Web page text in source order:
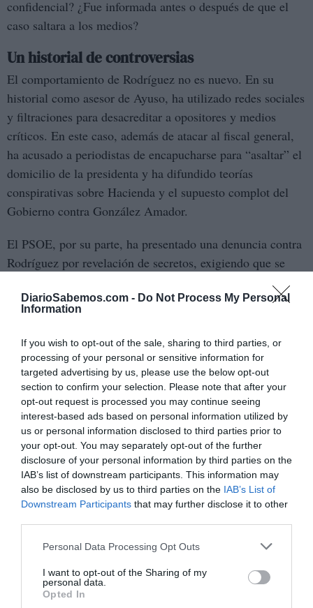
DiarioSabemos.com - Do Not Process My Personal
Information
If you wish to opt-out of the sale, sharing to third parties, or
processing of your personal or sensitive information for
targeted advertising by us, please use the below opt-out
section to confirm your selection. Please note that after your
opt-out request is processed you may continue seeing
interest-based ads based on personal information utilized by
us or personal information disclosed to third parties prior to
your opt-out. You may separately opt-out of the further
disclosure of your personal information by third parties on the
IAB’s list of downstream participants. This information may
also be disclosed by us to third parties on the IAB’s List of
Downstream Participants that may further disclose it to other
Personal Data Processing Opt Outs
I want to opt-out of the Sharing of my
personal data.
Opted In
confidencial? ¿Fue informada antes o después de que el
caso saltara a los medios?
Un historial de controversias
El comportamiento de Rodríguez no es nuevo. En su
historial como asesor de Ayuso, ha utilizado redes sociales
y filtraciones para desacreditar a opositores y medios
críticos. En este caso, además de atacar al fiscal general,
ha acusado a periodistas de encapucharse para “asaltar” el
domicilio de la presidenta y ha difundido teorías
conspirativas sobre Hacienda y el supuesto complot del
Gobierno contra González Amador.
El PSOE, por su parte, ha presentado una denuncia contra
Rodríguez por revelación de secretos, exigiendo que se
conserven los datos de su teléfono móvil para evitar la
destrucción de pruebas. Según los socialistas, Rodríguez
través de un escolta de Ayuso. Una acusación que, de
confirmarse, podría tener graves consecuencias legales.
Ayuso en el centro del escándalo
Aunque el foco está en Rodríguez, resulta inevitable
cuestionar el papel de Ayuso en este escándalo. Como
presidenta de la Comunidad de Madrid, ha defendido
públicamente a su pareja y a su asesor, mientras ha
guardado silencio sobre las acusaciones de manipulación y
filtraciones. Su falta de explicaciones contrasta con su
discurso habitual de transparencia y rectitud.
El caso también pone en evidencia las tensiones dentro del
Partido Popular. Mientras Ayuso y su equipo se enfrentan
a estas acusaciones, el líder nacional, Alberto Nuñez